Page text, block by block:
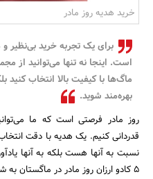
خرید هدیه روز مادر
برای یک تجربه خرید بی‌نظیر
است. اینجا نه تنها می‌توانید از
ماگ‌ها با کیفیت بالا انتخاب
بهره‌مند شوید.
روز مادر فرصتی است که ما
قدردانی کنیم. یک هدیه با دقت
نسبت به آنها هست بلکه به آنها
5 کادو ارزان روز مادر در ماگستان به شما معرفی میشود: